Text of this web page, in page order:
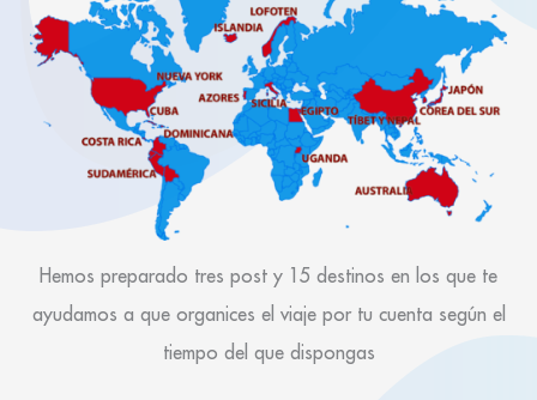
Hemos preparado tres post y 15 destinos en los que te
ayudamos a que organices el viaje por tu cuenta según el
tiempo del que dispongas